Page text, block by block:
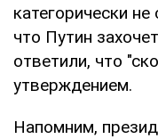
категорически
что Путин
ответили, что
утверждением.
Напомним,